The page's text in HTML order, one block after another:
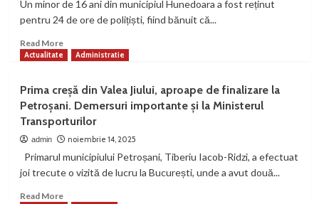
Diabetului.
în
în
județul
Hunedoara
Un minor de 16 ani din municipiul Hunedoara a fost reținut
pentru 24 de ore de polițiști, fiind bănuit că...
Read MoreRead
more
de
16
ani,
reținut
polițiștii
din
Actualitate Administratie
Prima creșă din Valea Jiului, aproape de finalizare la
Petroșani. Demersuri importante și la Ministerul
Transporturilor
admin noiembrie 14, 2025
Primarul municipiului Petroșani, Tiberiu Iacob-Ridzi, a efectuat
joi trecute o vizită de lucru la București, unde a avut două...
Read MoreRead